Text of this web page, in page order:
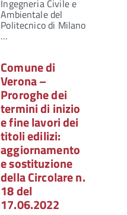
Ingegneria Civile e
Ambientale del
Politecnico di Milano,
…
Comune di
Verona –
Proroghe dei
termini di inizio
e fine lavori dei
titoli edilizi:
aggiornamento
e sostituzione
della Circolare n.
18 del
17.06.2022